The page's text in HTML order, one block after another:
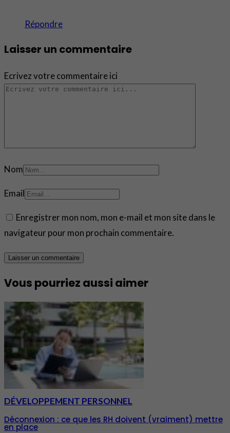
Répondre
Laisser un commentaire
Ecrivez votre commentaire ici
Nom
Email
Enregistrer mon nom, mon e-mail et mon site dans le
navigateur pour mon prochain commentaire.
Vous pourriez aussi aimer
DÉVELOPPEMENT PERSONNEL
Déconnexion : ce que les RH doivent (vraiment) mettre
en place